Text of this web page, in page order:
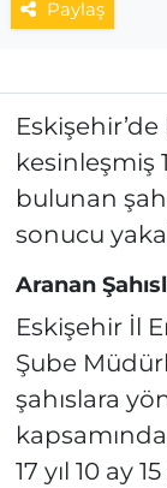
Paylaş
kesinleşmiş
bulunan
sonucu
Aranan
Eskişehir İl
Şube
şahıslara
17 yıl 10 ay